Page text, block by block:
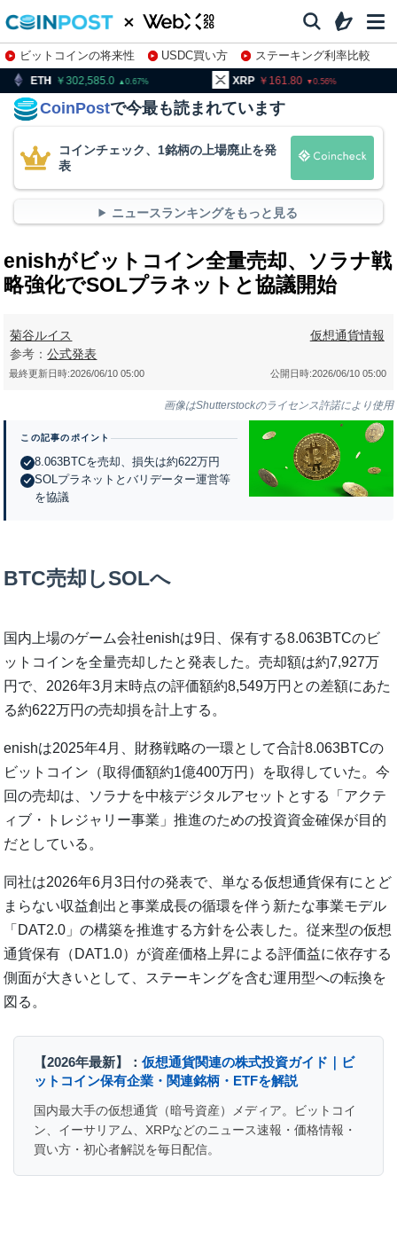
ビットコインの将来性 USDC買い方
ステーキング利率比較
株特集・関連銘柄
0.67 161.80 0.56
CoinPostで今最も読まれています
コインチェック、1銘柄の上場廃止を発
表
ニュースランキングをもっと見る
enishがビットコイン全量売却、ソラナ戦
略強化でSOLプラネットと協議開始
菊谷ルイス
参考：公式発表
仮想通貨情報
公開日時:2026/06/10 05:00
最終更新日時:2026/06/10 05:00
画像はShutterstockのライセンス許諾により使用
この記事のポイント
8.063BTCを売却、損失は約622万円
SOLプラネットとバリデーター運営等
を協議
BTC売却しSOLへ
国内上場のゲーム会社enishは9日、保有する8.063BTCのビ
ットコインを全量売却したと発表した。売却額は約7,927万
円で、2026年3月末時点の評価額約8,549万円との差額にあた
る約622万円の売却損を計上する。
enishは2025年4月、財務戦略の一環として合計8.063BTCの
ビットコイン（取得価額約1億400万円）を取得していた。今
回の売却は、ソラナを中核デジタルアセットとする「アクテ
ィブ・トレジャリー事業」推進のための投資資金確保が目的
だとしている。
同社は2026年6月3日付の発表で、単なる仮想通貨保有にとど
まらない収益創出と事業成長の循環を伴う新たな事業モデル
「DAT2.0」の構築を推進する方針を公表した。従来型の仮想
通貨保有（DAT1.0）が資産価格上昇による評価益に依存する
側面が大きいとして、ステーキングを含む運用型への転換を
図る。
【2026年最新】：仮想通貨関連の株式投資ガイド｜ビ
ットコイン保有企業・関連銘柄・ETFを解説
国内最大手の仮想通貨（暗号資産）メディア。ビットコイ
ン、イーサリアム、XRPなどのニュース速報・価格情報・
買い方・初心者解説を毎日配信。